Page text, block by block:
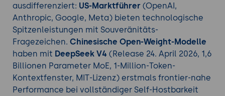
ausdifferenziert: US-Marktführer(OpenAI,
Anthropic, Google, Meta) bieten technologische
Spitzenleistungen mit Souveränitäts-
Fragezeichen. Chinesische Open-Weight-Modelle
haben mit DeepSeek V4 (Release 24. April 2026, 1,6
Billionen Parameter MoE, 1-Million-Token-
Kontextfenster, MIT-Lizenz) erstmals frontier-nahe
Performance bei vollständiger Self-Hostbarkeit